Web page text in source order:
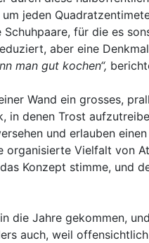
jeden
für die es
aber eine
man gut kochen“,
Wand ein grosses,
in denen Trost
und erlauben
organisierte Vielfalt von
Konzept stimme, und
die Jahre gekommen,
auch, weil